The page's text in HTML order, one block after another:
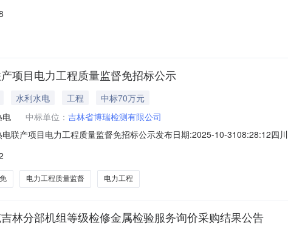
结果公布如下：一、采购人名称：中国电力工程顾问集团东北电力设计
购项目编号：DBDLSJY-
项目电力工程质量监督免招标公示
水利水电 工程
中标70万元
电 中标单位： 吉林省博瑞检测有限公司
联产项目电力工程质量监督免招标公示发布日期:2025-10-3108:28:12四
。
电力工程质量监督 电力工程
林分部机组等级检修金属检验服务询价采购结果公告